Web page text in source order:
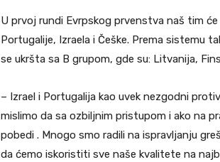
U prvoj rundi Evrpskog prvenstva naš tim
Portugalije, Izraela i Češke. Prema sistemu
se ukršta sa B grupom, gde su: Litvanija,
– Izrael i Portugalija kao uvek nezgodni
mislimo da sa ozbiljnim pristupom i ako na
pobedi . Mnogo smo radili na ispravljanju
da ćemo iskoristiti sve naše kvalitete na